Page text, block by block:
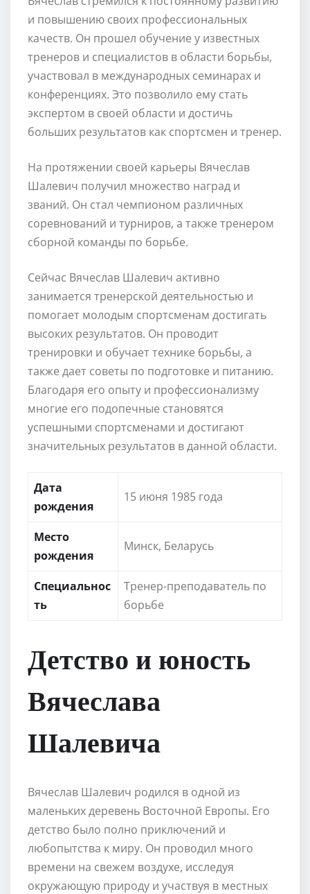
и повышению своих профессиональных
качеств. Он прошел обучение у известных
тренеров и специалистов в области борьбы,
участвовал в международных семинарах и
конференциях. Это позволило ему стать
экспертом в своей области и достичь
больших результатов как спортсмен и тренер.
На протяжении своей карьеры Вячеслав
Шалевич получил множество наград и
званий. Он стал чемпионом различных
соревнований и турниров, а также тренером
сборной команды по борьбе.
Сейчас Вячеслав Шалевич активно
занимается тренерской деятельностью и
помогает молодым спортсменам достигать
высоких результатов. Он проводит
тренировки и обучает технике борьбы, а
также дает советы по подготовке и питанию.
Благодаря его опыту и профессионализму
многие его подопечные становятся
успешными спортсменами и достигают
значительных результатов в данной области.
Дата
рождения
15 июня 1985 года
Место
рождения
Минск, Беларусь
Специальнос
ть
Тренер-преподаватель по
борьбе
Детство и юность
Вячеслава
Шалевича
Вячеслав Шалевич родился в одной из
маленьких деревень Восточной Европы. Его
детство было полно приключений и
любопытства к миру. Он проводил много
времени на свежем воздухе, исследуя
окружающую природу и участвуя в местных